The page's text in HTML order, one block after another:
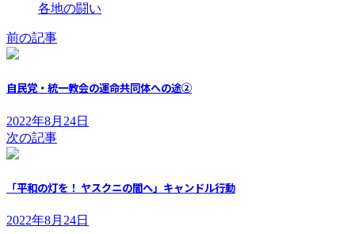
各地の闘い
前の記事
自民党・統一教会の運命共同体への途②
2022年8月24日
次の記事
「平和の灯を！ ヤスクニの闇へ」キャンドル行動
2022年8月24日